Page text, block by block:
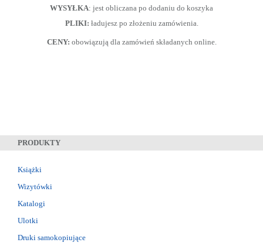
WYSYŁKA: jest obliczana po dodaniu do koszyka
PLIKI: ładujesz po złożeniu zamówienia.
CENY: obowiązują dla zamówień składanych online.
PRODUKTY
Książki
Wizytówki
Katalogi
Ulotki
Druki samokopiujące